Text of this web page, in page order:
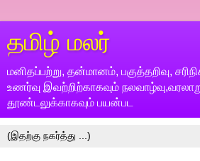
தமிழ் மலர்
மனிதப்பற்று, தன்மானம், பகுத்தறிவு,
உணர்வு இவற்றிற்காகவும்
தூண்டலுக்காகவும் பயன்பட